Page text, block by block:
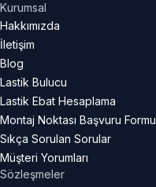
Kurumsal
Hakkımızda
İletişim
Blog
Lastik Bulucu
Lastik Ebat Hesaplama
Montaj Noktası Başvuru Formu
Sıkça Sorulan Sorular
Müşteri Yorumları
Sözleşmeler